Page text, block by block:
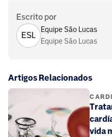
Escrito por
ESL
Equipe São Lucas
Equipe São Lucas
Artigos Relacionados
vida